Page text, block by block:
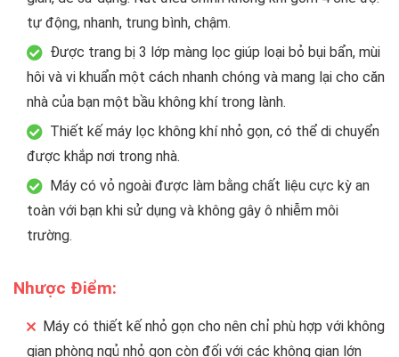
tự động, nhanh, trung bình, chậm.
Được trang bị 3 lớp màng lọc giúp loại bỏ bụi bẩn, mùi
hôi và vi khuẩn một cách nhanh chóng và mang lại cho căn
nhà của bạn một bầu không khí trong lành.
Thiết kế máy lọc không khí nhỏ gọn, có thể di chuyển
được khắp nơi trong nhà.
Máy có vỏ ngoài được làm bằng chất liệu cực kỳ an
toàn với bạn khi sử dụng và không gây ô nhiễm môi
trường.
Nhược Điểm:
Máy có thiết kế nhỏ gọn cho nên chỉ phù hợp với không
gian phòng ngủ nhỏ gọn còn đối với các không gian lớn